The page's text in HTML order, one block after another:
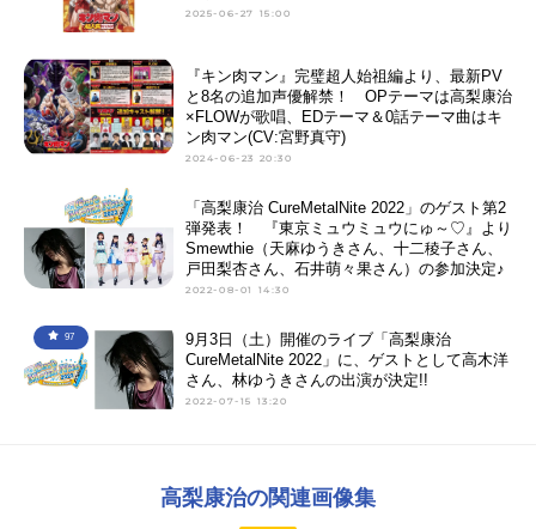
2025-06-27 15:00
『キン肉マン』完璧超人始祖編より、最新PV
と8名の追加声優解禁！ OPテーマは高梨康治
×FLOWが歌唱、EDテーマ＆0話テーマ曲はキ
ン肉マン(CV:宮野真守)
2024-06-23 20:30
「高梨康治 CureMetalNite 2022」のゲスト第2
弾発表！ 『東京ミュウミュウにゅ～♡』より
Smewthie（天麻ゆうきさん、十二稜子さん、
戸田梨杏さん、石井萌々果さん）の参加決定♪
2022-08-01 14:30
97
9月3日（土）開催のライブ「高梨康治
CureMetalNite 2022」に、ゲストとして高木洋
さん、林ゆうきさんの出演が決定!!
2022-07-15 13:20
高梨康治の関連画像集